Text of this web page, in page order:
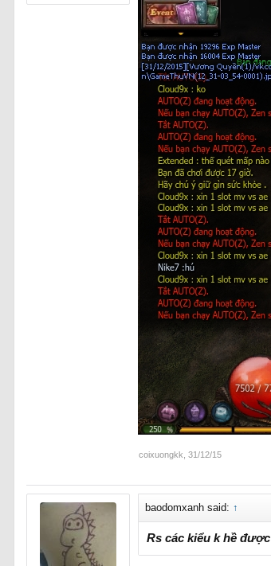
coixuongkk 31/12/15
baodomxanh said: ↑
Rs các kiểu k hề